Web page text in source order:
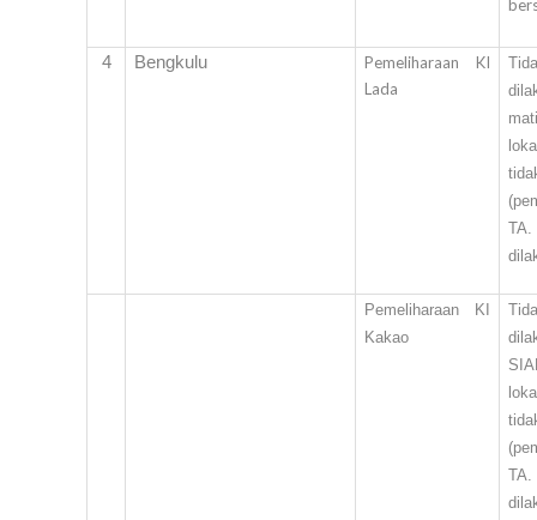
4 Bengkulu
Pemeliharaan KI
Lada
TA.
Pemeliharaan KI
Kakao
TA.